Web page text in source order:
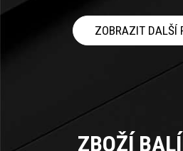
ZOBRAZIT DALŠÍ
ZBOŽÍ